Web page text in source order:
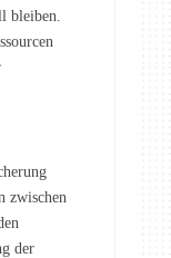
bleiben.
zwischen
der